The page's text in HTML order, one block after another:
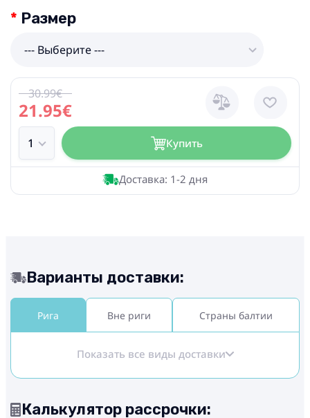
Размер
--- Выберите ---
21.95€
30.99€
Купить
Доставка: 1-2 дня
Варианты доставки:
Рига Вне риги Страны балтии
Показать все виды доставки
Калькулятор рассрочки: